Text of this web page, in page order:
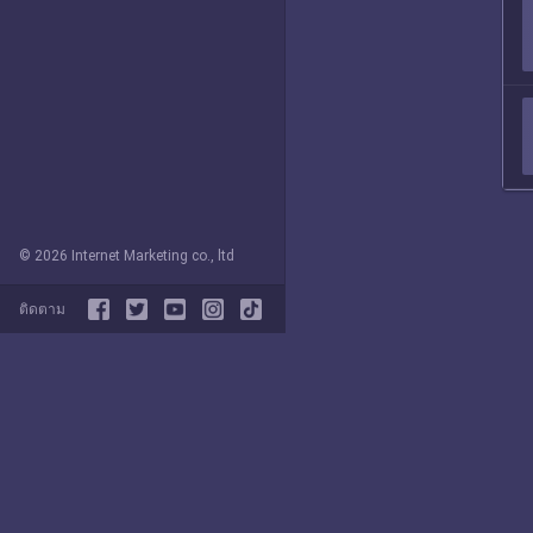
© 2026 Internet Marketing co., ltd
ติดตาม